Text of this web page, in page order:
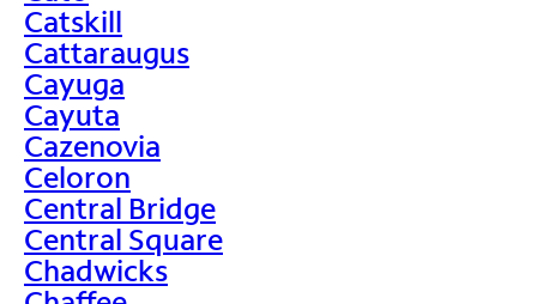
Catskill
Cattaraugus
Cayuga
Cayuta
Cazenovia
Celoron
Central Bridge
Central Square
Chadwicks